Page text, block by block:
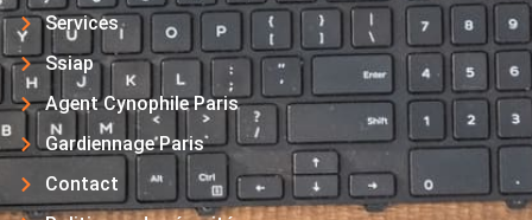
Services
Ssiap
Agent Cynophile Paris
Gardiennage Paris
Contact